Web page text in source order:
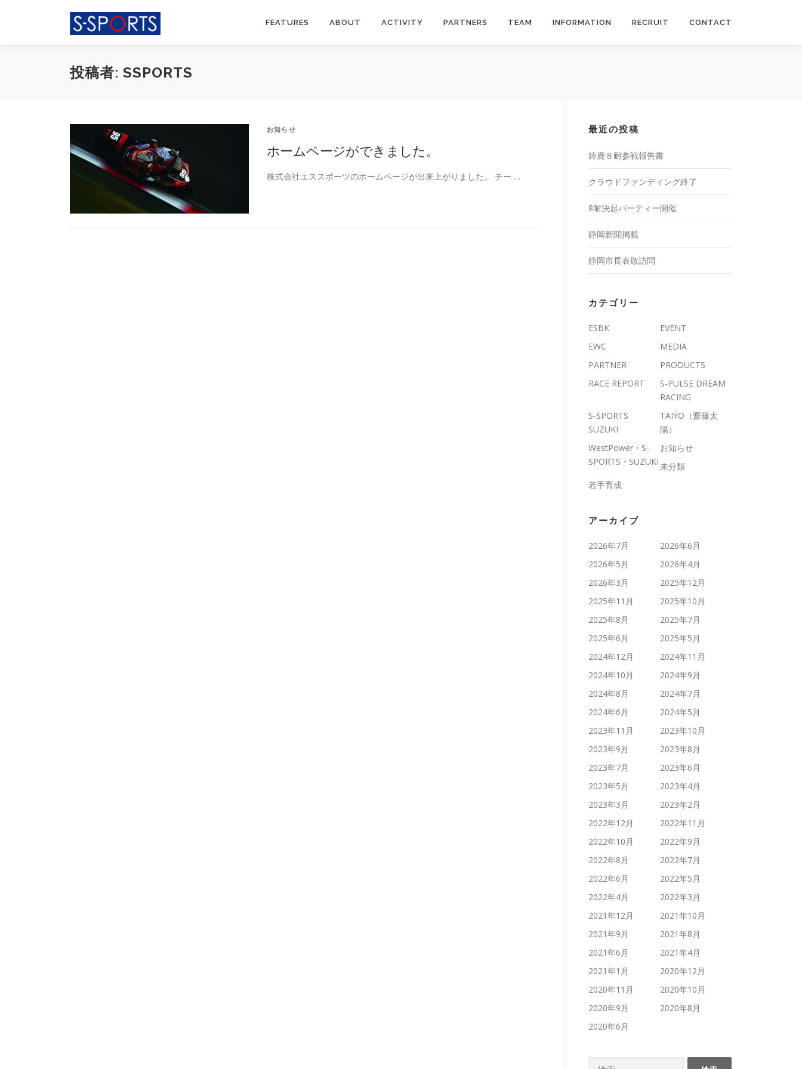
ン
FEATURES ABOUT ACTIVITY PARTNERS TEAM INFORMATION RECRUIT CONTACT
投稿者: SSPORTS
お知らせ
ホームページができました。
株式会社エススポーツのホームページが出来上がりました。 チー …
最近の投稿
鈴鹿８耐参戦報告書
クラウドファンディング終了
8耐決起パーティー開催
静岡新聞掲載
静岡市長表敬訪問
カテゴリー
ESBK
EVENT
EWC
MEDIA
PARTNER
PRODUCTS
RACE REPORT
S-PULSE DREAM
RACING
S-SPORTS
SUZUKI
TAIYO（齋藤太
陽）
WestPower・S-
SPORTS・SUZUKI
お知らせ
未分類
若手育成
アーカイブ
2026年7月
2026年6月
2026年5月
2026年4月
2026年3月
2025年12月
2025年11月
2025年10月
2025年8月
2025年7月
2025年6月
2025年5月
2024年12月
2024年11月
2024年10月
2024年9月
2024年8月
2024年7月
2024年6月
2024年5月
2023年11月
2023年10月
2023年9月
2023年8月
2023年7月
2023年6月
2023年5月
2023年4月
2023年3月
2023年2月
2022年12月
2022年11月
2022年10月
2022年9月
2022年8月
2022年7月
2022年6月
2022年5月
2022年4月
2022年3月
2021年12月
2021年10月
2021年9月
2021年8月
2021年6月
2021年4月
2021年1月
2020年12月
2020年11月
2020年10月
2020年9月
2020年8月
2020年6月